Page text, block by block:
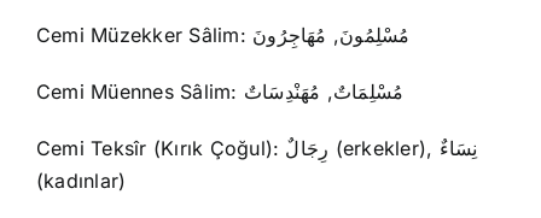
Cemi Müzekker Sâlim: مُسْلِمُونَ, مُهَاجِرُونَ
Cemi Müennes Sâlim: مُسْلِمَاتٌ, مُهَنْدِسَاتٌ
Cemi Teksîr (Kırık Çoğul): رِجَالٌ (erkekler), نِسَاءٌ
(kadınlar)